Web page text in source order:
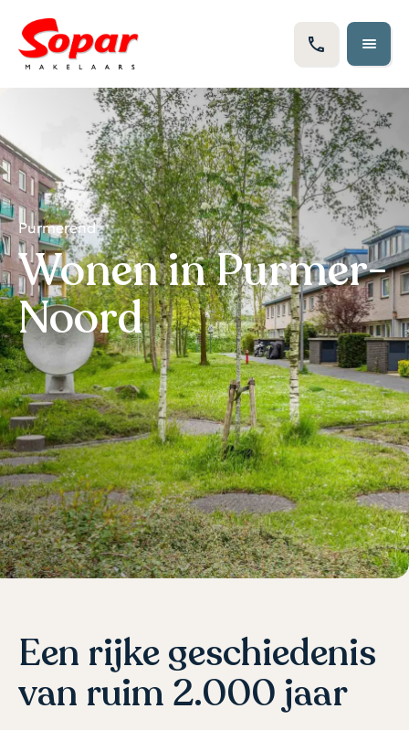
Purmerend
Wonen in Purmer-
Noord
Een rijke geschiedenis
van ruim 2.000 jaar